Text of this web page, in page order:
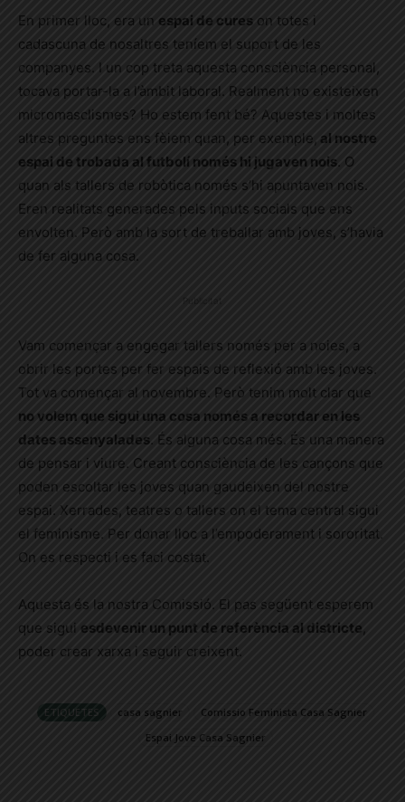
En primer lloc, era un espai de cures on totes i
cadascuna de nosaltres teníem el suport de les
companyes. I un cop treta aquesta consciència personal,
tocava portar-la a l’àmbit laboral. Realment no existeixen
micromasclismes? Ho estem fent bé? Aquestes i moltes
altres preguntes ens fèiem quan, per exemple al nostre
espai de trobada al futbolí només hi jugaven nois. O
quan als tallers de robòtica només s’hi apuntaven nois.
Eren realitats generades pels inputs socials que ens
envolten. Però amb la sort de treballar amb joves, s’havia
de fer alguna cosa.
Vam començar a engegar tallers només per a noies, a
obrir les portes per fer espais de reflexió amb les joves.
Tot va començar al novembre. Però tenim molt clar que
no volem que sigui una cosa només a recordar en les
dates assenyalades. És alguna cosa més. És una manera
de pensar i viure. Creant consciència de les cançons que
poden escoltar les joves quan gaudeixen del nostre
espai. Xerrades, teatres o tallers on el tema central sigui
el feminisme. Per donar lloc a l’empoderament i sororitat.
On es respecti i es faci costat.
Aquesta és la nostra Comissió. El pas següent esperem
que sigui esdevenir un punt de referència al districte,
poder crear xarxa i seguir creixent.
ETIQUETES casa sagnier
Comissio Feminista Casa Sagnier
Espai Jove Casa Sagnier